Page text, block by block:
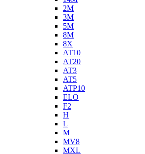
2M
3M
5M
8M
8X
AT10
AT20
AT3
AT5
ATP10
ELO
F2
H
L
M
MV8
MXL